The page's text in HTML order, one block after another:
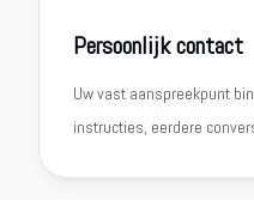
Persoonlijk contact
Uw vast aanspreekpunt
instructies, eerdere